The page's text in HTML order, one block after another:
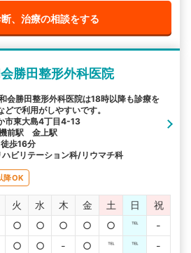
、治療の相談をする
勝田整形外科医院
会勝田整形外科医院は18時以降も診療を
で利用がしやすいです。
市東大島4丁目4-13
前駅 金上駅
歩16分
ビリテーション科/リウマチ科
降OK
火 水 木 金 土 日
祝
○ ○ ○ ○ ○ ℡
-
○ ○ - ○ ℡ ℡ -